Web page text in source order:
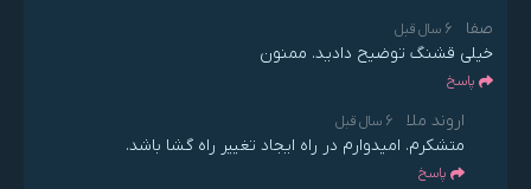
صفا 6 سال قبل
خیلی قشنگ توضیح دادید. ممنون
پاسخ
اروند ملا 6 سال قبل
متشکرم. امیدوارم در راه ایجاد تغییر راه گشا باشد.
پاسخ